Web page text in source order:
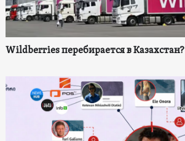
Wildberries перебирается в Казахстан?